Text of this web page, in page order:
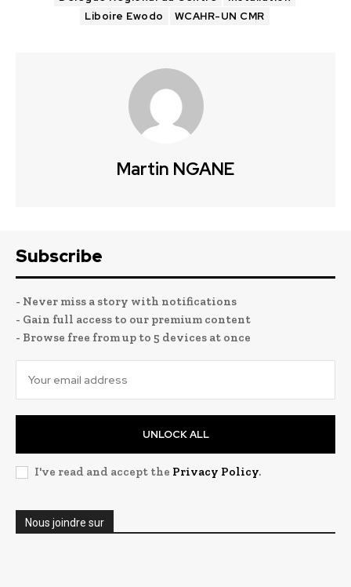
Liboire Ewodo
WCAHR-UN CMR
Martin NGANE
Subscribe
- Never miss a story with notifications
- Gain full access to our premium content
- Browse free from up to 5 devices at once
UNLOCK ALL
I've read and accept the Privacy Policy.
Nous joindre sur